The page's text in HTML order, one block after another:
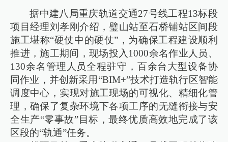
据中建八局重庆轨道交通27号线工程13标段
项目经理刘孝刚介绍，璧山站至石桥铺站区间段
施工堪称“硬仗中的硬仗”，为确保工程建设顺利
推进，施工期间，现场投入1000余名作业人员、
130余名管理人员全程驻守，百余台大型设备协
同作业，并创新采用“BIM+”技术打造轨行区智能
调度中心，实现对施工现场的可视化、精细化管
理，确保了复杂环境下各项工序的无缝衔接与安
全生产“零事故”目标，最终优质高效地完成了该
区段的“轨通”任务。